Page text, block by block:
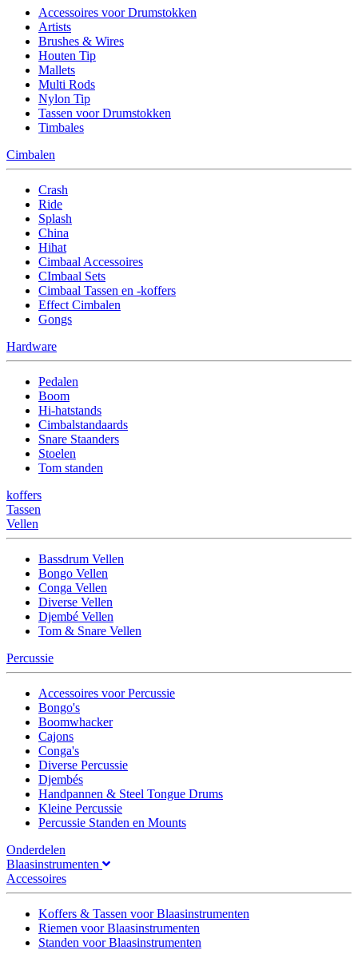
Accessoires voor Drumstokken
Artists
Brushes & Wires
Houten Tip
Mallets
Multi Rods
Nylon Tip
Tassen voor Drumstokken
Timbales
Cimbalen
Crash
Ride
Splash
China
Hihat
Cimbaal Accessoires
CImbaal Sets
Cimbaal Tassen en -koffers
Effect Cimbalen
Gongs
Hardware
Pedalen
Boom
Hi-hatstands
Cimbalstandaards
Snare Staanders
Stoelen
Tom standen
koffers
Tassen
Vellen
Bassdrum Vellen
Bongo Vellen
Conga Vellen
Diverse Vellen
Djembé Vellen
Tom & Snare Vellen
Percussie
Accessoires voor Percussie
Bongo's
Boomwhacker
Cajons
Conga's
Diverse Percussie
Djembés
Handpannen & Steel Tongue Drums
Kleine Percussie
Percussie Standen en Mounts
Onderdelen
Blaasinstrumenten
Accessoires
Koffers & Tassen voor Blaasinstrumenten
Riemen voor Blaasinstrumenten
Standen voor Blaasinstrumenten